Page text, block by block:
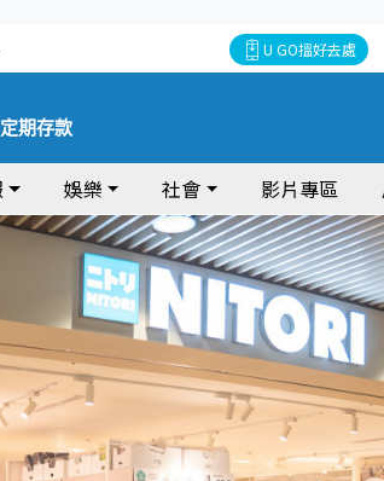
U GO搵好去處
定期存款
娛樂 社會 影片專區